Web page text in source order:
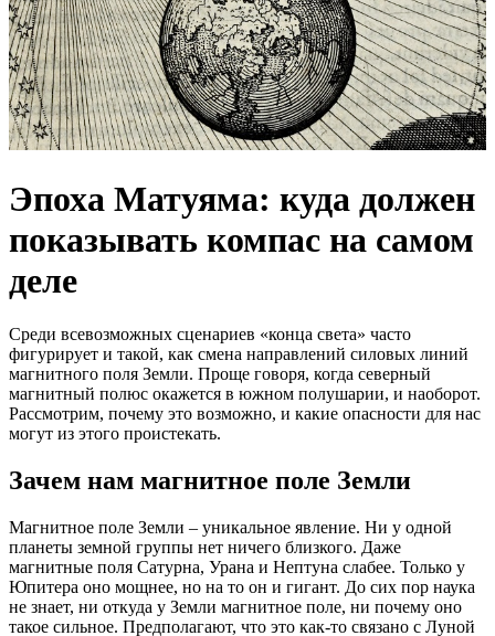
Эпоха Матуяма: куда должен
показывать компас на самом
деле
Среди всевозможных сценариев «конца света» часто
фигурирует и такой, как смена направлений силовых линий
магнитного поля Земли. Проще говоря, когда северный
магнитный полюс окажется в южном полушарии, и наоборот.
Рассмотрим, почему это возможно, и какие опасности для нас
могут из этого проистекать.
Зачем нам магнитное поле Земли
Магнитное поле Земли – уникальное явление. Ни у одной
планеты земной группы нет ничего близкого. Даже
магнитные поля Сатурна, Урана и Нептуна слабее. Только у
Юпитера оно мощнее, но на то он и гигант. До сих пор наука
не знает, ни откуда у Земли магнитное поле, ни почему оно
такое сильное. Предполагают, что это как-то связано с Луной